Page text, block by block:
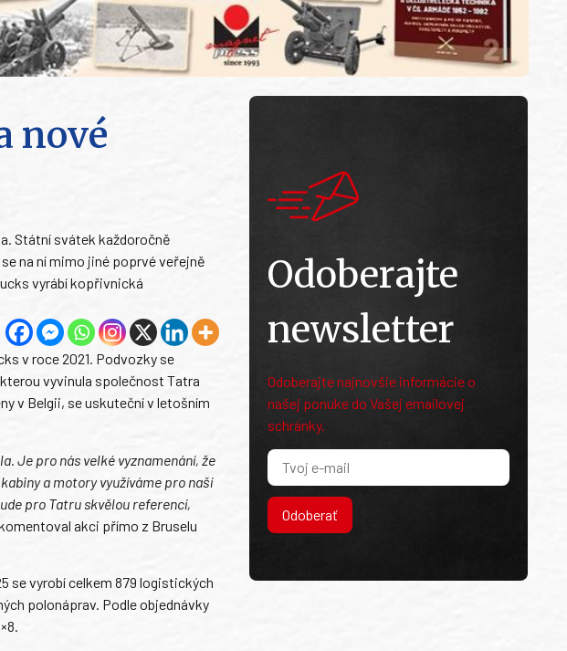
nové
Státní svátek každoročně
na ní mimo jiné poprvé veřejně
vyrábí kopřivnická
v roce 2021. Podvozky se
vyvinula společnost Tatra
v Belgii, se uskuteční v letošním
Je pro nás velké vyznamenání, že
a motory využíváme pro naší
pro Tatru skvělou referencí,
akci přímo z Bruselu
se vyrobí celkem 879 logistických
polonáprav. Podle objednávky
Odoberajte
newsletter
Odoberajte najnovšie informácie o
našej ponuke do Vašej emailovej
schránky.
Odoberať